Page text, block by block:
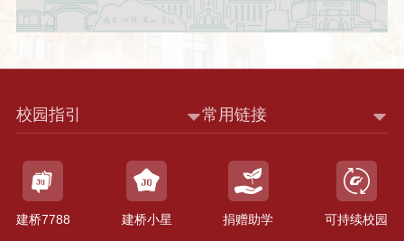
校园指引 常用链接
建桥7788 建桥小星 捐赠助学 可持续校园